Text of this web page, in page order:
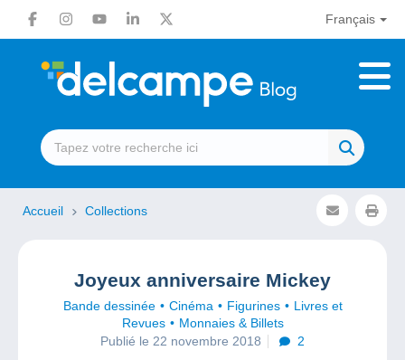
Français
Accueil Collections
Joyeux anniversaire Mickey
Bande dessinée Cinéma Figurines
Livres et
Revues
Monnaies & Billets
Publié le 22 novembre 2018
2